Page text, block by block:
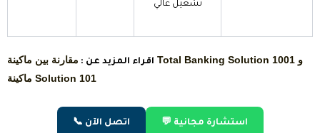
تشغيل عالي
اقراء المزيد عن : مقارنة بين ماكينة Total Banking Solution 1001 و
ماكينة Solution 101
📞 اتصل الآن 💬 استشارة مجانية